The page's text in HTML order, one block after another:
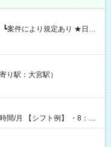
に現金GET♪ お仕事後はコ
【試用期間】試
り駅：大宮駅）
・8：00